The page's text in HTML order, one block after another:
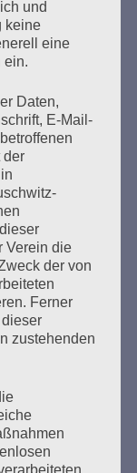
mehr ...
26
dass
gibt.
und
keine
eine
ein.
Daten,
E-Mail-
der
Verein die
der von
Ferner
zustehenden